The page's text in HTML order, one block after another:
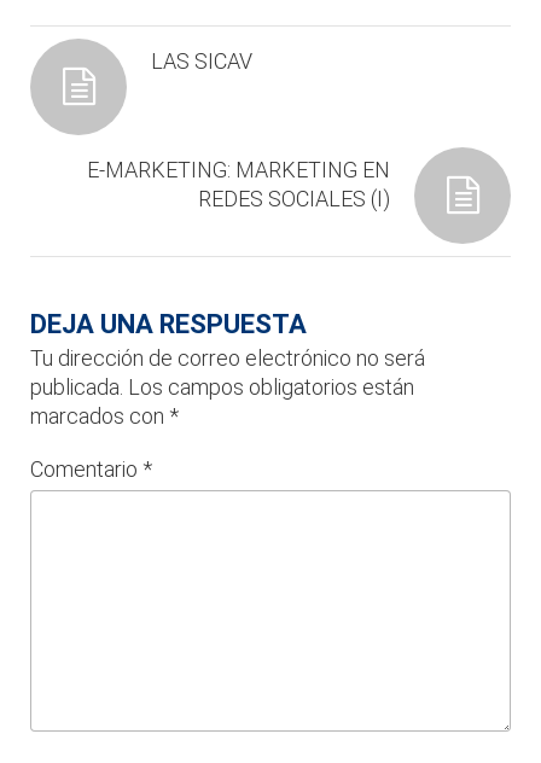
LAS SICAV
E-MARKETING: MARKETING EN
REDES SOCIALES (I)
DEJA UNA RESPUESTA
Tu dirección de correo electrónico no será
publicada. Los campos obligatorios están
marcados con *
Comentario *